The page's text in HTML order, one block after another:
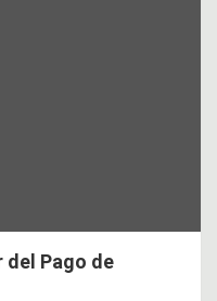
del Pago de